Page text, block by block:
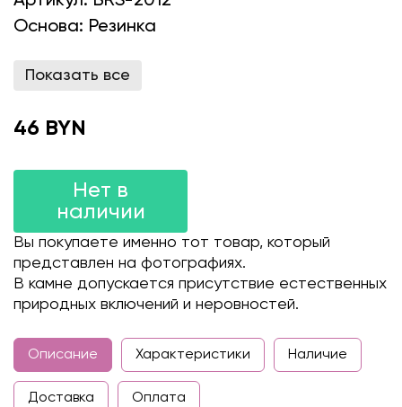
Основа: Резинка
Показать все
46 BYN
Нет в
наличии
Вы покупаете именно тот товар, который
представлен на фотографиях.
В камне допускается присутствие естественных
природных включений и неровностей.
Описание Характеристики Наличие
Доставка Оплата